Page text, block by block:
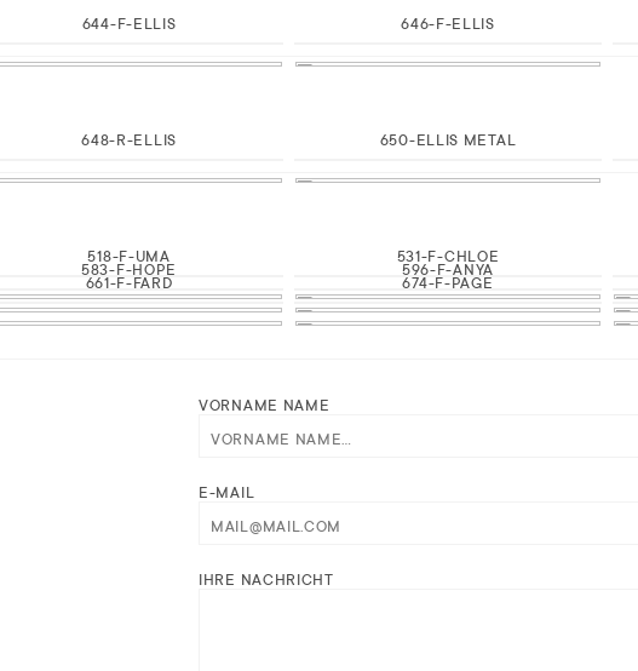
644-F-ELLIS 646-F-ELLIS
648-R-ELLIS 650-ELLIS METAL
518-F-UMA 531-F-CHLOE
583-F-HOPE 596-F-ANYA
661-F-FARD 674-F-PAGE
VORNAME NAME
E-MAIL
IHRE NACHRICHT